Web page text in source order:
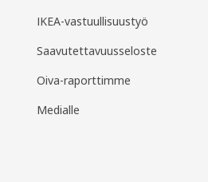
IKEA-vastuullisuustyö
Saavutettavuusseloste
Oiva-raporttimme
Medialle